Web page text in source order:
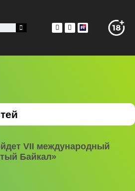
VII международный
Байкал»